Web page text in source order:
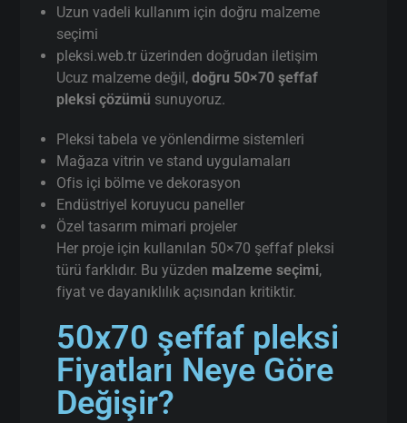
Uzun vadeli kullanım için doğru malzeme
seçimi
pleksi.web.tr üzerinden doğrudan iletişim
Ucuz malzeme değil,doğru 50×70 şeffaf
pleksi çözümü sunuyoruz.
Pleksi tabela ve yönlendirme sistemleri
Mağaza vitrin ve stand uygulamaları
Ofis içi bölme ve dekorasyon
Endüstriyel koruyucu paneller
Özel tasarım mimari projeler
Her proje için kullanılan 50×70 şeffaf pleksi
türü farklıdır. Bu yüzden malzeme seçimi,
fiyat ve dayanıklılık açısından kritiktir.
50x70 şeffaf pleksi
Fiyatları Neye Göre
Değişir?